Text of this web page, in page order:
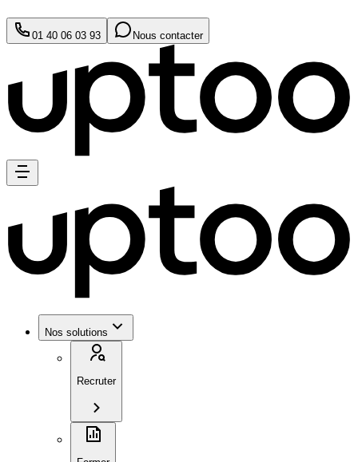
01 40 06 03 93 Nous contacter
Nos solutions
Recruter